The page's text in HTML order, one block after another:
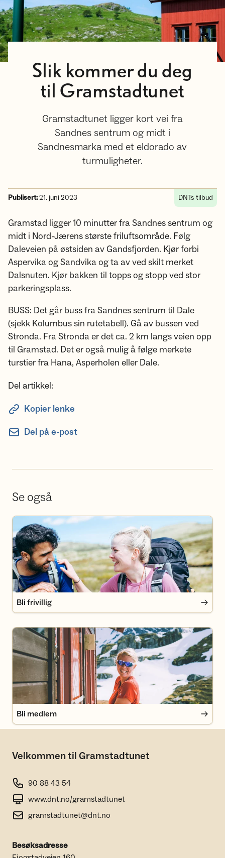
Slik kommer du deg
til Gramstadtunet
Gramstadtunet ligger kort vei fra
Sandnes sentrum og midt i
Sandnesmarka med et eldorado av
turmuligheter.
Publisert:21. juni 2023 DNTs tilbud
Gramstad ligger 10 minutter fra Sandnes sentrum og
midt i Nord-Jærens største friluftsområde. Følg
Daleveien på østsiden av Gandsfjorden. Kjør forbi
Aspervika og Sandvika og ta av ved skilt merket
Dalsnuten. Kjør bakken til topps og stopp ved stor
parkeringsplass.
BUSS: Det går buss fra Sandnes sentrum til Dale
(sjekk Kolumbus sin rutetabell). Gå av bussen ved
Stronda. Fra Stronda er det ca. 2 km langs veien opp
til Gramstad. Det er også mulig å følge merkete
turstier fra Hana, Asperholen eller Dale.
Del artikkel:
Kopier lenke
Del på e-post
Se også
Bli frivillig
Bli frivillig
Bli medlem
Bli medlem
Velkommen til Gramstadtunet
90 88 43 54
www.dnt.no/gramstadtunet
gramstadtunet@dnt.no
Besøksadresse